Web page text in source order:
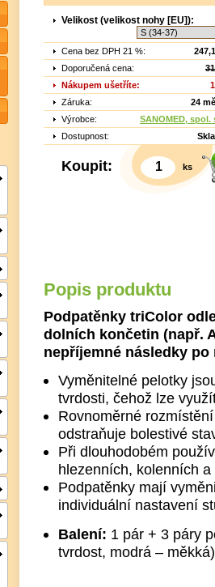
Velikost (velikost nohy [EU]):
Cena bez DPH 21 %:
Doporučená cena:
Nákupem ušetříte:
Záruka:
24
Výrobce:
SANOMED, spol.
Dostupnost:
Koupit: ks
Popis produktu
Podpatěnky triColor
dolních končetin (např.
nepříjemné následky po
Vyměnitelné pelotky
tvrdosti, čehož lze
Rovnoměrné
odstraňuje bolestivé
Při dlouhodobém
hlezenních, kolenních
Podpatěnky mají
individuální nastavení
Balení: 1 pár + 3 páry
tvrdost, modrá – měkká)